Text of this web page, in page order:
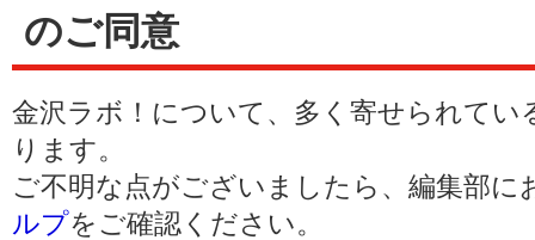
のご同意
金沢ラボ！について、多く寄せられてい
ります。
ご不明な点がございましたら、編集部
ルプをご確認ください。